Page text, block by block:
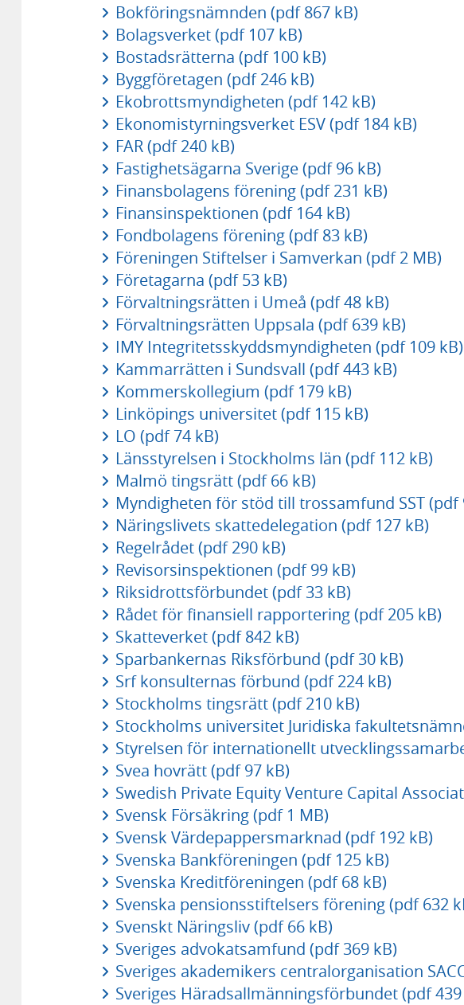
Bokföringsnämnden (pdf 867 kB)
Bolagsverket (pdf 107 kB)
Bostadsrätterna (pdf 100 kB)
Byggföretagen (pdf 246 kB)
Ekobrottsmyndigheten (pdf 142 kB)
Ekonomistyrningsverket ESV (pdf 184 kB)
FAR (pdf 240 kB)
Fastighetsägarna Sverige (pdf 96 kB)
Finansbolagens förening (pdf 231 kB)
Finansinspektionen (pdf 164 kB)
Fondbolagens förening (pdf 83 kB)
Föreningen Stiftelser i Samverkan (pdf 2 MB)
Företagarna (pdf 53 kB)
Förvaltningsrätten i Umeå (pdf 48 kB)
Förvaltningsrätten Uppsala (pdf 639 kB)
IMY Integritetsskyddsmyndigheten (pdf 109 kB)
Kammarrätten i Sundsvall (pdf 443 kB)
Kommerskollegium (pdf 179 kB)
Linköpings universitet (pdf 115 kB)
LO (pdf 74 kB)
Länsstyrelsen i Stockholms län (pdf 112 kB)
Malmö tingsrätt (pdf 66 kB)
Myndigheten för stöd till trossamfund SST (pdf
Näringslivets skattedelegation (pdf 127 kB)
Regelrådet (pdf 290 kB)
Revisorsinspektionen (pdf 99 kB)
Riksidrottsförbundet (pdf 33 kB)
Rådet för finansiell rapportering (pdf 205 kB)
Skatteverket (pdf 842 kB)
Sparbankernas Riksförbund (pdf 30 kB)
Srf konsulternas förbund (pdf 224 kB)
Stockholms tingsrätt (pdf 210 kB)
Stockholms universitet Juridiska
Styrelsen för internationellt
Svea hovrätt (pdf 97 kB)
Swedish Private Equity Venture Capital
Svensk Försäkring (pdf 1 MB)
Svensk Värdepappersmarknad (pdf 192 kB)
Svenska Bankföreningen (pdf 125 kB)
Svenska Kreditföreningen (pdf 68 kB)
Svenska pensionsstiftelsers förening (pdf 632
Svenskt Näringsliv (pdf 66 kB)
Sveriges advokatsamfund (pdf 369 kB)
Sveriges akademikers centralorganisation
Sveriges Häradsallmänningsförbundet (pdf 439